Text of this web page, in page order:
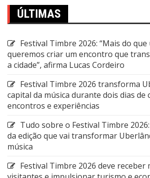
ÚLTIMAS
Festival Timbre 2026: “Mais do
queremos criar um encontro que
a cidade”, afirma Lucas Cordeiro
Festival Timbre 2026 transforma
capital da música durante dois dias de
encontros e experiências
Tudo sobre o Festival Timbre
da edição que vai transformar
música
Festival Timbre 2026 deve receber